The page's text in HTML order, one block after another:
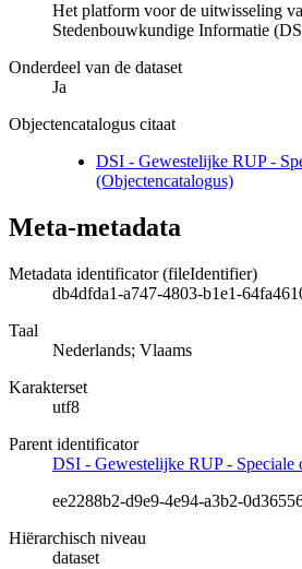
Het platform voor de uitwisseling
Stedenbouwkundige Informatie
Onderdeel van de dataset
Ja
Objectencatalogus citaat
DSI - Gewestelijke RUP -
(Objectencatalogus)
Meta-metadata
Metadata identificator (fileIdentifier)
db4dfda1-a747-4803-b1e1-
Taal
Nederlands; Vlaams
Karakterset
utf8
Parent identificator
DSI - Gewestelijke RUP - Speciale
ee2288b2-d9e9-4e94-a3b2-
Hiërarchisch niveau
dataset